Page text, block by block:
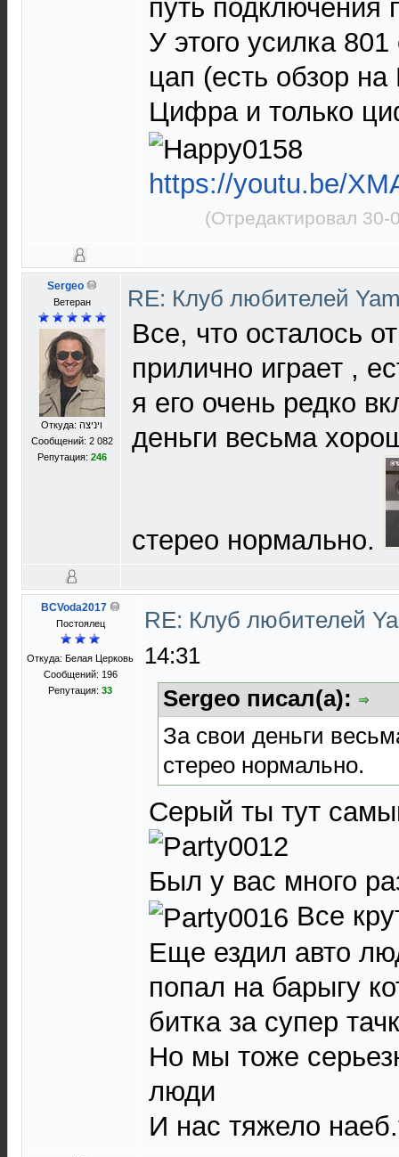
путь подключения
У этого усилка
цап (есть обзор
Цифра и только
https://youtu.be/
(Отредактировал
Sergeo
Ветеран
Откуда: ויניצה
Сообщений: 2 082
Репутация: 246
RE: Клуб любителей
Все, что осталось
прилично играет ,
я его очень редко
деньги весьма
стерео нормально.
BCVoda2017
Постоялец
Откуда: Белая Церковь
Сообщений: 196
Репутация: 33
RE: Клуб любителей
14:31
Sergeo писал(а):
За свои деньги
стерео нормально.
Серый ты тут
Был у вас много
Все
Еще ездил авто
попал на барыгу
битка за супер
Но мы тоже
люди
И нас тяжело